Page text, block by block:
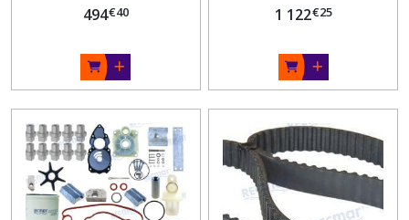
F300C (2018+)
494€40 1 122€25